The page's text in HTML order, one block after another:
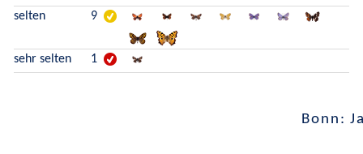
selten
9
sehr selten 1
Bonn: